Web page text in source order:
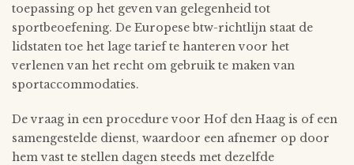
toepassing op het geven van gelegenheid tot
sportbeoefening. De Europese btw-richtlijn staat de
lidstaten toe het lage tarief te hanteren voor het
verlenen van het recht om gebruik te maken van
sportaccommodaties.
De vraag in een procedure voor Hof den Haag is of een
samengestelde dienst, waardoor een afnemer op door
hem vast te stellen dagen steeds met dezelfde